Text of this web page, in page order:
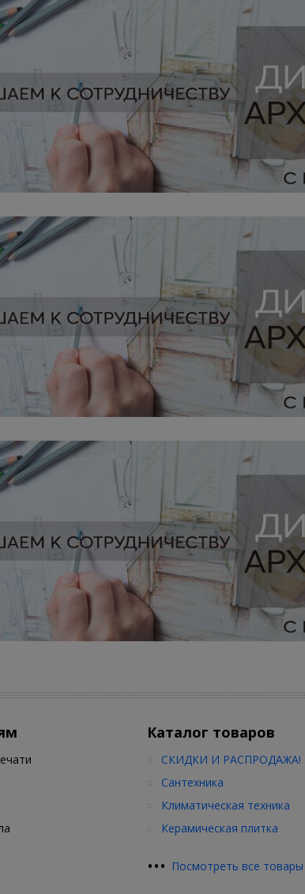
Каталог товаров
СКИДКИ И РАСПРОДАЖА!
Сантехника
Климатическая техника
Керамическая плитка
••• Посмотреть все товары